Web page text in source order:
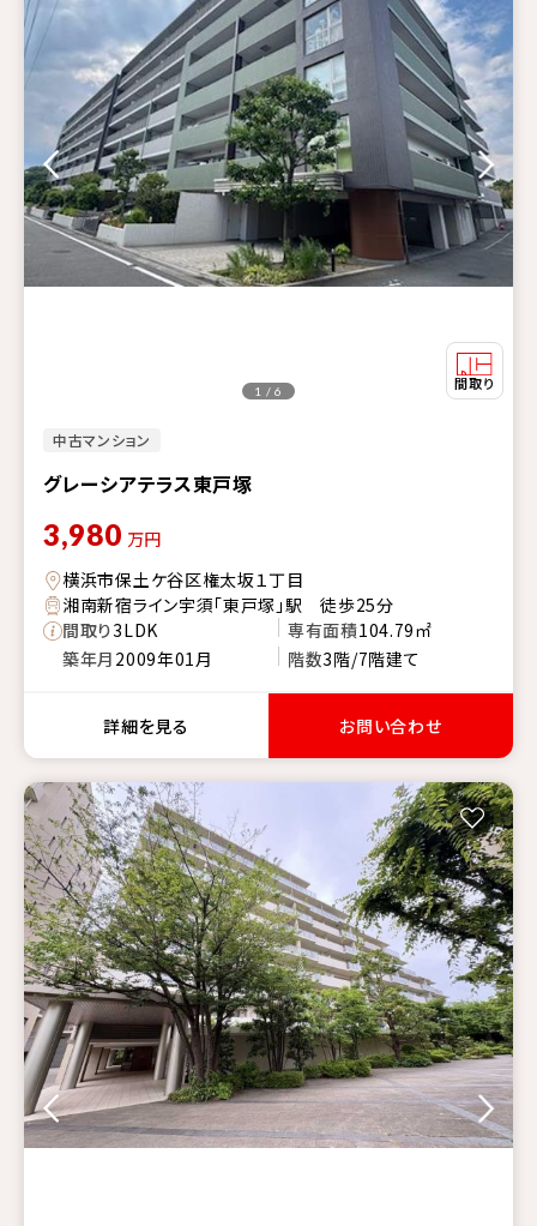
中古マンション
グレーシアテラス東戸塚
1 / 6
3,980 万円
横浜市保土ケ谷区権太坂１丁目
湘南新宿ライン宇須「東戸塚」駅 徒歩25分
間取り3LDK 専有面積104.79㎡
築年月 2009年01月 階数3階/7階建て
詳細を見る お問い合わせ